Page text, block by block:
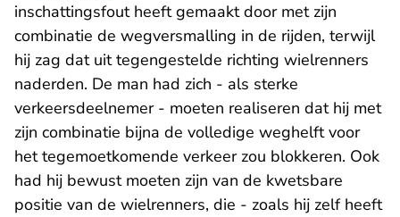
inschattingsfout heeft gemaakt door met zijn
combinatie de wegversmalling in de rijden, terwijl
hij zag dat uit tegengestelde richting wielrenners
naderden. De man had zich - als sterke
verkeersdeelnemer - moeten realiseren dat hij met
zijn combinatie bijna de volledige weghelft voor
het tegemoetkomende verkeer zou blokkeren. Ook
had hij bewust moeten zijn van de kwetsbare
positie van de wielrenners, die - zoals hij zelf heeft